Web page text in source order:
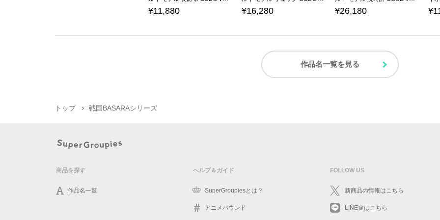
¥11,880 ¥16,280 ¥26,180
作品名一覧を見る
トップ 戦国BASARAシリーズ
商品を探す
作品名一覧
ヘルプ＆ガイド
SuperGroupiesとは？
アニメバウンド
FOLLOW US
新商品の情報はこちら
LINE＠はこちら